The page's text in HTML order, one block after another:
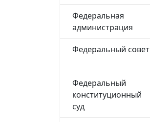
Федеральная
администрация
Федеральный совет
Федеральный
конституционный
суд